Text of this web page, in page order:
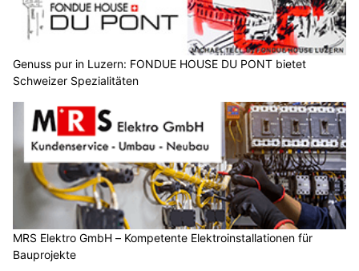
Genuss pur in Luzern: FONDUE HOUSE DU PONT bietet
Schweizer Spezialitäten
MRS Elektro GmbH – Kompetente Elektroinstallationen für
Bauprojekte